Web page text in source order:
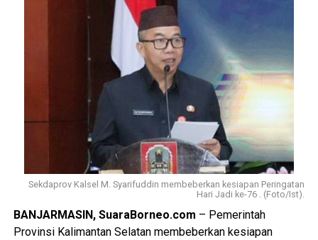
Sekdaprov Kalsel M. Syarifuddin membeberkan kesiapan Peringatan
Hari Jadi ke-76 . (Foto/Ist).
BANJARMASIN, SuaraBorneo.com – Pemerintah
Provinsi Kalimantan Selatan membeberkan kesiapan